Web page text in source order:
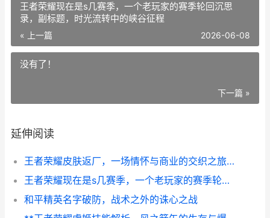
王者荣耀现在是s几赛季，一个老玩家的赛季轮回沉思
录，副标题，时光流转中的峡谷征程
« 上一篇 2026-06-08
没有了！
下一篇 »
延伸阅读
王者荣耀皮肤返厂，一场情怀与商业的交织之旅，副标题，老玩家的珍藏记忆与新玩家的机遇之窗
王者荣耀现在是s几赛季，一个老玩家的赛季轮回沉思录，副标题，时光流转中的峡谷征程
和平精英名字破防，战术之外的诛心之战